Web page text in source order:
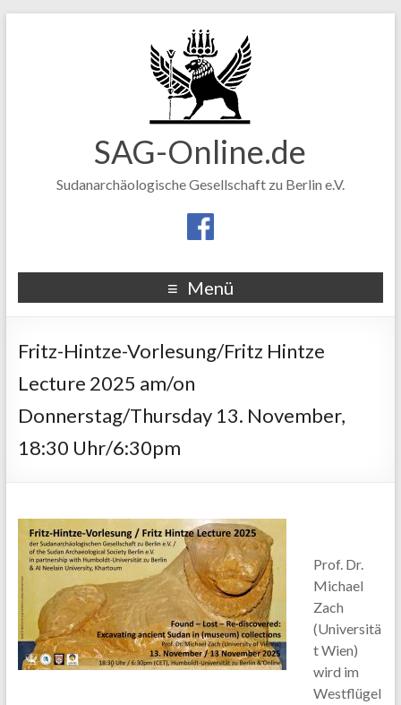
SAG-Online.de
Sudanarchäologische Gesellschaft zu Berlin e.V.
Menü
Fritz-Hintze-Vorlesung/Fritz Hintze
Lecture 2025 am/on
Donnerstag/Thursday 13. November,
18:30 Uhr/6:30pm
Prof. Dr.
Michael
Zach
(Universitä
t Wien)
wird im
Westflügel